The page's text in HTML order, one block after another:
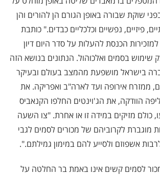
שוקת שבורה באופן הגורם הן להורים והן
פיזיים, נפשיים וכלכליים כבדים." כותבת
הכנסת להעלות על סדר היום דיון
שימוש בסמים ואלכוהול. הנתונים בנושא הזה
בישראל מושפעת מהמצב בעולם ובעיקר
ממזרח אירופה ועד לארה"ב ואפריקה. את
הוודקה, את הג'וינטים החלפו הקנאביס
כולם מזיקים במידה זו או אחרת. "צו השעה
מוגברת לקרוביהם של מכורים לסמים לגבי
אשפוזם ולסייע להם במימון גמילתם.".
לסמים קשים אינו באמת בר החלטה על